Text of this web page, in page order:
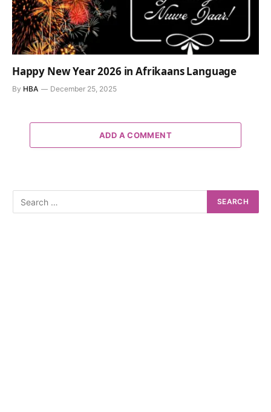
Happy New Year 2026 in Afrikaans Language
By HBA December 25, 2025
ADD A COMMENT